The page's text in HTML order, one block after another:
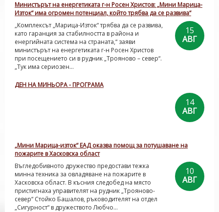
Министърът на енергетиката г-н Росен Христов: „Мини Марица-
Изток“ има огромен потенциал, който трябва да се развива“
15
АВГ
„Комплексът „Марица-Изток“ трябва да се развива,
като гаранция за стабилността в района и
енергийната система на страната,“ заяви
министърът на енергетиката г-н Росен Христов
при посещението си в рудник „Трояново – север“.
„Тук има сериозен...
ДЕН НА МИНЬОРА - ПРОГРАМА
14
АВГ
„Мини Марица-изток“ ЕАД оказва помощ за потушаване на
пожарите в Хасковска област
10
АВГ
Въгледобивното дружество предостави тежка
минна техника за овладяване на пожарите в
Хасковска област. В късния следобед на място
пристигнаха управителят на рудник „Трояново-
север“ Стойко Башалов, ръководителят на отдел
„Сигурност“ в дружеството Любчо...